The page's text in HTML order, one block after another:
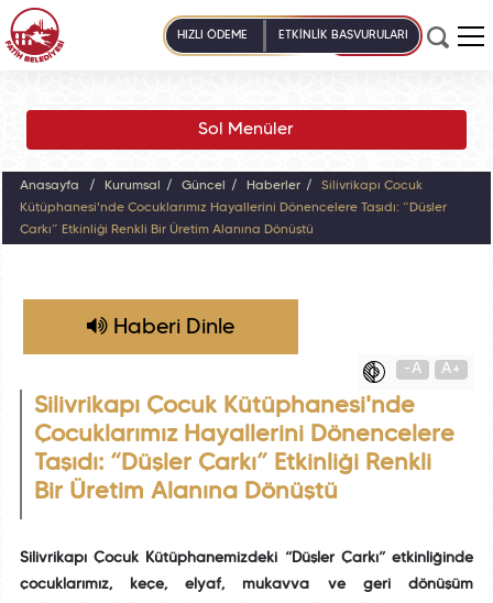
HIZLI ÖDEME ETKİNLİK BAŞVURULARI
Sol Menüler
Anasayfa Kurumsal Güncel Haberler
Silivrikapı Çocuk
Kütüphanesi'nde Çocuklarımız Hayallerini Dönencelere Taşıdı: “Düşler
Çarkı” Etkinliği Renkli Bir Üretim Alanına Dönüştü
Haberi Dinle
-A A+
Silivrikapı Çocuk Kütüphanesi'nde
Çocuklarımız Hayallerini Dönencelere
Taşıdı: “Düşler Çarkı” Etkinliği Renkli
Bir Üretim Alanına Dönüştü
Silivrikapı Çocuk Kütüphanemizdeki “Düşler Çarkı” etkinliğinde
çocuklarımız, keçe, elyaf, mukavva ve geri dönüşüm